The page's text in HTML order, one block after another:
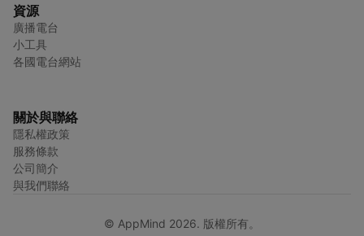
資源
廣播電台
小工具
各國電台網站
關於與聯絡
隱私權政策
服務條款
公司簡介
與我們聯絡
© AppMind 2026. 版權所有。